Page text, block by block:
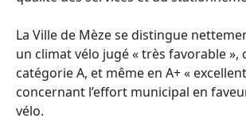
La Ville de Mèze se distingue
un climat vélo jugé « très favorable »,
catégorie A, et même en A+ «
concernant l’effort municipal en
vélo.